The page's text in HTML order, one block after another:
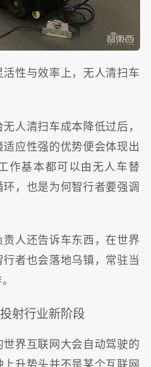
性与效率上，无人清扫车
人清扫车成本降低过后，
应性强的优势便会体现出
作基本都可以由无人车替
，也是为何智行者要强调
人还告诉车东西，在世界
者也会落地乌镇，常驻当
射行业新阶段
界互联网大会自动驾驶的